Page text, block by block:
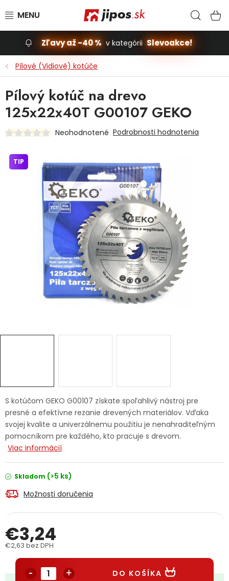
Slevoakce
Stavba, dom
Dielňa
Príslušenstvo pre automobily
Vybavenie a hračky pre deti
Domácnosť
Ochranné pracovné pomôcky
Vianoce
Fotovoltaika
Servis náradia Hodnotenie obchodu
Doprava a platba Váš zákaznícky účet
Kontakty
Reklamačný formulár
Obchodné podmienky
Podmienky ochrany osobných údajov
Zľavy až -40 % v kategórii Slevoakce!
Pílové (Vidiové) kotúče
S kotúčom GEKO G00107 získate spoľahlivý nástroj pre
presné a efektívne rezanie drevených materiálov. Vďaka
svojej kvalite a univerzálnemu použitiu je nenahraditeľným
pomocníkom pre každého, kto pracuje s drevom.
Viac informácií
Skladom (>5 ks)
Možnosti doručenia
€3,24
€2,63 bez DPH
DO KOŠÍKA
Pílový kotúč na drevo
125x22x40T G00107 GEKO
Neohodnotené Podrobnosti hodnotenia
TIP